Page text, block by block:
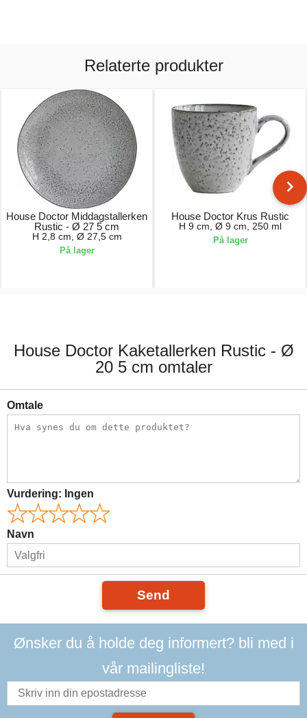
Relaterte produkter
House Doctor Middagstallerken
Rustic - Ø 27 5 cm
H 2,8 cm, Ø 27,5 cm
På lager
House Doctor Krus Rustic
H 9 cm, Ø 9 cm, 250 ml
På lager
House Doctor Kaketallerken Rustic - Ø
20 5 cm omtaler
Omtale
Vurdering: Ingen
Navn
Send
Ønsker du å holde deg informert? bli med i
vår mailingliste!